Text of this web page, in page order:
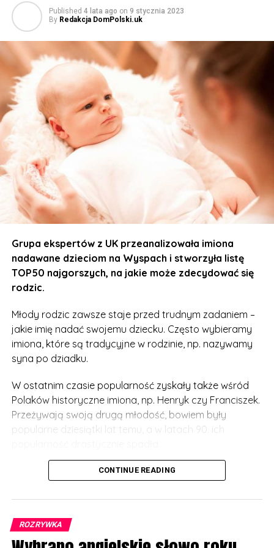
Published 4 lata ago on 9 stycznia 2023
By Redakcja DomPolski.uk
Grupa ekspertów z UK przeanalizowała imiona
nadawane dzieciom na Wyspach i stworzyła listę
TOP50 najgorszych, na jakie może zdecydować się
rodzic.
Młody rodzic zawsze staje przed trudnym zadaniem –
jakie imię nadać swojemu dziecku. Często wybieramy
imiona, które są tradycyjne w rodzinie, np. nazywamy
syna po dziadku.
W ostatnim czasie popularność zyskały także wśród
Polaków historyczne imiona, np. Henryk czy Franciszek.
Przeżywają swoją drugą młodość, bowiem były
popularne dziesiątki lat temu, a w latach 90. ich
Żyjemy jednak w takich dziwnych czasach, że wielu
po bohaterach seriali i filmów. W myśl zasady – im
Mało kto jednak myśli, jaki kłopot będzie miało dziecko
CONTINUE READING
ROZRYWKA